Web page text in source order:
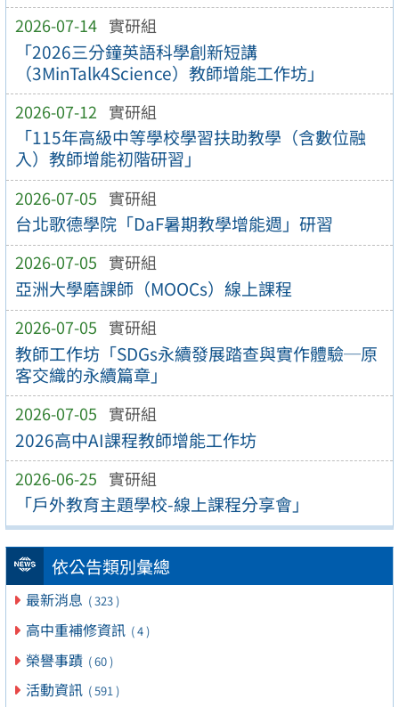
2026-07-14 實研組
「2026三分鐘英語科學創新短講
（3MinTalk4Science）教師增能工作坊」
2026-07-12 實研組
「115年高級中等學校學習扶助教學（含數位融
入）教師增能初階研習」
2026-07-05 實研組
台北歌德學院「DaF暑期教學增能週」研習
2026-07-05 實研組
亞洲大學磨課師（MOOCs）線上課程
2026-07-05 實研組
教師工作坊「SDGs永續發展踏查與實作體驗─原
客交織的永續篇章」
2026-07-05 實研組
2026高中AI課程教師增能工作坊
2026-06-25 實研組
「戶外教育主題學校-線上課程分享會」
依公告類別彙總
最新消息 ( 323 )
高中重補修資訊 ( 4 )
榮譽事蹟 ( 60 )
活動資訊 ( 591 )